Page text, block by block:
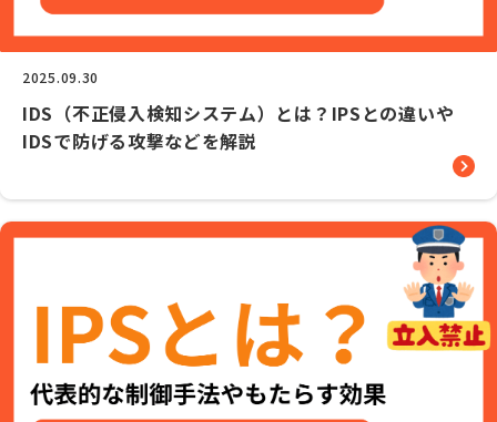
用語解説
お問い合せ
見積り依頼
2025.09.30
IDS（不正侵入検知システム）とは？IPSとの違いや
IDSで防げる攻撃などを解説